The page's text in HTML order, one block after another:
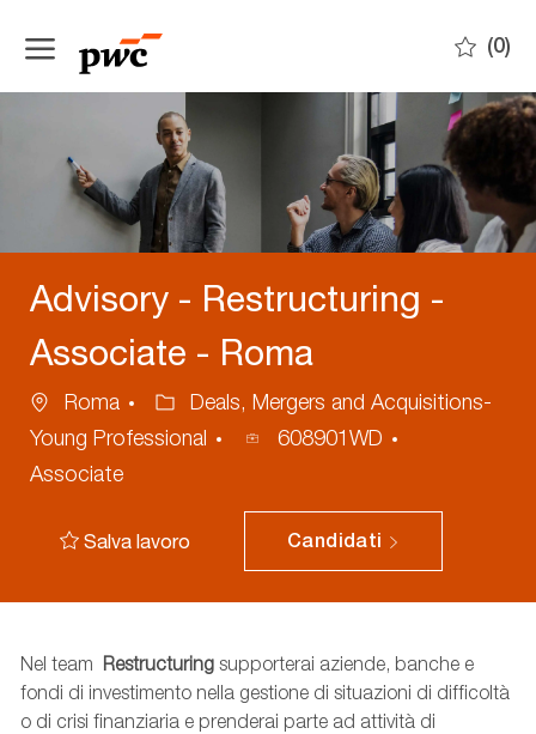
(0)
Advisory - Restructuring -
Associate - Roma
Ubicazione
Roma Categoria
Deals, Mergers and Acquisitions-
Young Professional
ID
608901WD
Associate
Salva lavoro Candidati
Nel team Restructuringsupporterai aziende, banche e
fondi di investimento nella gestione di situazioni di difficoltà
o di crisi finanziaria e prenderai parte ad attività di